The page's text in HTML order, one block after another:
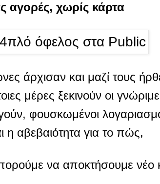
αγορές, χωρίς κάρτα
άρχισαν και μαζί τους
μέρες ξεκινούν οι
φουσκωμένοι
αβεβαιότητα για το πώς,
να αποκτήσουμε νέο